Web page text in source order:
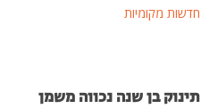
חדשות מקומיות
תינוק בן שנה נכווה משמן